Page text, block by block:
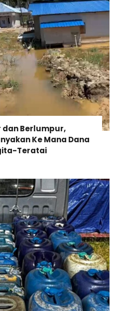
dan Berlumpur,
Ke Mana Dana
Teratai